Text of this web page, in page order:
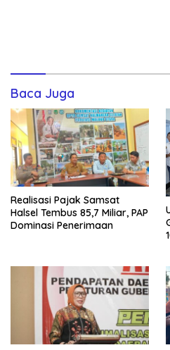
Baca Juga
Realisasi Pajak Samsat
Halsel Tembus 85,7 Miliar, PAP
Dominasi Penerimaan